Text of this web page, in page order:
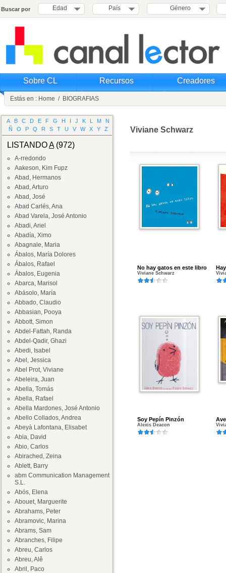
Buscar por Edad País Género
Sobre CL Recursos Creadores
Estás en : Home / BIOGRAFIAS
A B C D E F G H I J K L M
N
Ñ
O P Q R S T U V W X Y Z
LISTANDOA(972)
A-rredondo
Aakeson, Kim Fupz
Abad, Hermanos
Abad, Arturo
Abad, José
Abad Carlés, Ana
Abad Varela, José Antonio
Abadi, Ariel
Abadía, Ximo
Abagnale, Maria
Ábalos, María Dolores
Ábalos, Rafael
Ábalos, Eugenia
Abarca, Marisol
Abásolo, María
Abbado, Claudio
Abbasian, Pooya
Abbott, Simon
Abdel-Fattah, Randa
Abdel-Qadir, Ghazi
Abedi, Isabel
Abel, Jessica
Abel Prot, Viviane
Abeleira, Juan
Abella, Tomás
Abella, Rafael
Abella Mardones, José Antonio
Abello Collados, Andrea
Abeyà Lafontana, Elisabet
Abia, David
Abio, Carlos
Abirached, Zeina
Ablett, Barry
abm Communication Management
S.L.
Abós, Elena
Abouet, Marguerite
Abrahams, Peter
Abramovic, Marina
Abrams, Sam
Abranches, Filipe
Abreu, Carlos
Abreu, Alê
Abril, Paco
Viviane Schwarz
No hay gatos en este libro
Viviane Schwarz
Soy Pepín Pinzón
Alexis Deacon